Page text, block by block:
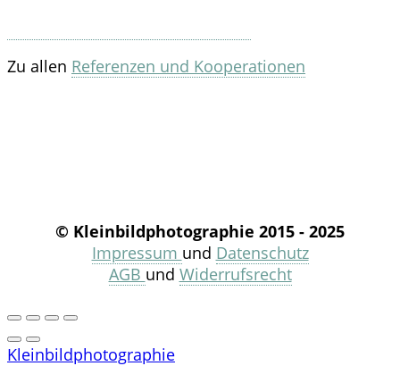
Zu allen Referenzen und Kooperationen
© Kleinbildphotographie 2015 - 2025
Impressum und Datenschutz
AGB und Widerrufsrecht
Kleinbildphotographie